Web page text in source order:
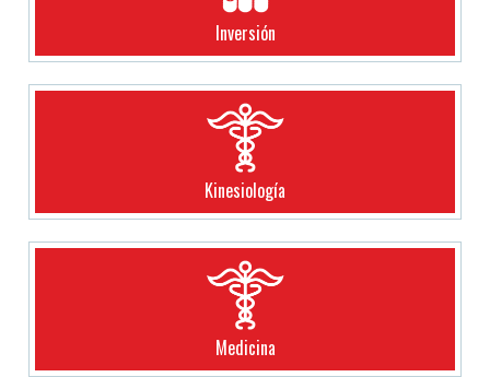
Inversión
Kinesiología
Medicina